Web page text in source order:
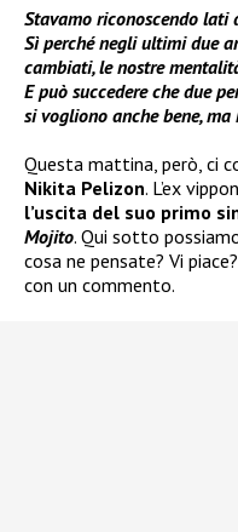
Stavamo riconoscendo lati
Sì perché negli ultimi due
cambiati, le nostre
E può succedere che due
si vogliono anche bene,
Questa mattina, però, ci
Nikita Pelizon. L’ex
l’uscita del suo primo
Mojito. Qui sotto
cosa ne pensate? Vi
con un commento.